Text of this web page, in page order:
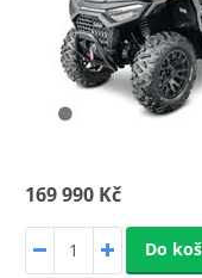
169 990 Kč
Do